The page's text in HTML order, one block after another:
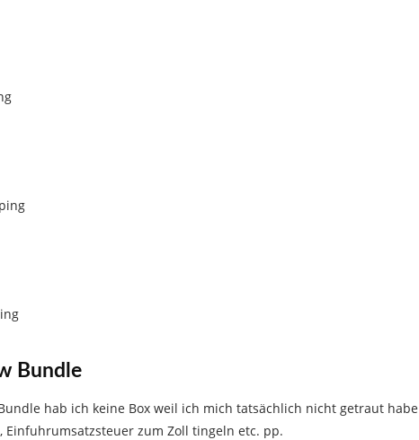
Bundle
hab ich keine Box weil ich mich tatsächlich nicht getraut habe
Einfuhrumsatzsteuer zum Zoll tingeln etc. pp.